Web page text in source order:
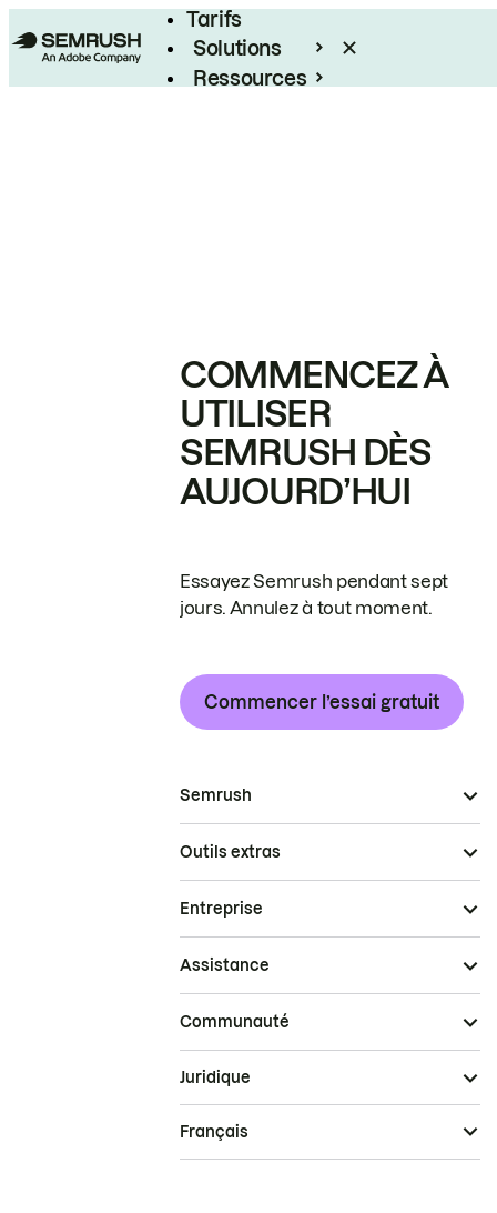
Tarifs
Solutions
Ressources
COMMENCEZ À
UTILISER
SEMRUSH DÈS
AUJOURD’HUI
Essayez Semrush pendant sept
jours. Annulez à tout moment.
Commencer l’essai gratuit
Semrush
Outils extras
Entreprise
Assistance
Communauté
Juridique
Français